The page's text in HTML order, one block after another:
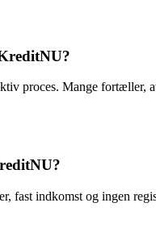
proces. Mange fortæller,
fast indkomst og ingen